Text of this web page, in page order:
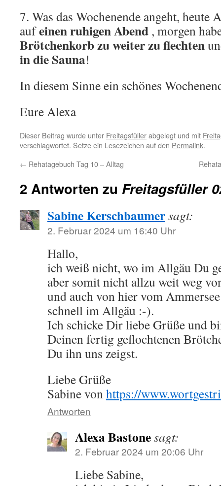
7. Was das Wochenende angeht, heute
aufeinen ruhigen Abend , morgen
Brötchenkorb zu weiter zu flechten
in die Sauna!
In diesem Sinne ein schönes
Eure Alexa
Dieser Beitrag wurde unter Freitagsfüllerabgelegt und mit
verschlagwortet. Setze ein Lesezeichen auf den Permalink.
← Rehatagebuch Tag 10 – Alltag
2 Antworten zu Freitagsfüller
Sabine Kerschbaumersagt:
2. Februar 2024 um 16:40 Uhr
Hallo,
ich weiß nicht, wo im Allgäu Du
aber somit nicht allzu weit weg
und auch von hier vom
schnell im Allgäu :-).
Ich schicke Dir liebe Grüße und
Deinen fertig geflochtenen
Du ihn uns zeigst.
Liebe Grüße
Sabine vonhttps://
Antworten
Alexa Bastonesagt:
2. Februar 2024 um 20:06 Uhr
Liebe Sabine,